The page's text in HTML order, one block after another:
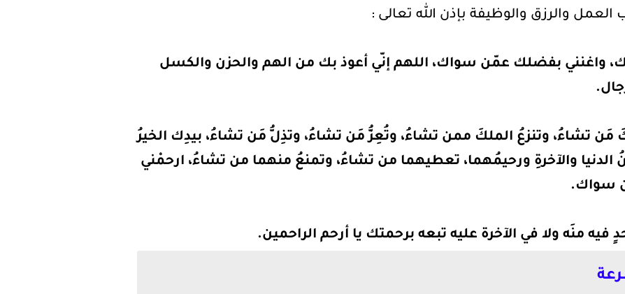
والرزق والوظيفة بإذن الله تعالى :
واغنني بفضلك عمّن سواك، اللهم إنّي أعوذ بك من الهم والحزن والكسل
مَن تشاءُ، وتنزعُ الملكَ ممن تشاءُ، وتُعِزُّ مَن تشاءُ، وتذِلُّ مَن تشاءُ، بيدِك الخيرُ
والآخرةِ ورحيمُهما، تعطيهما من تشاءُ، وتمنعُ منهما من تشاءُ، ارحمْني
سواك.
فيه منَه ولا في الآخرة عليه تبعه برحمتك يا أرحم الراحمين.